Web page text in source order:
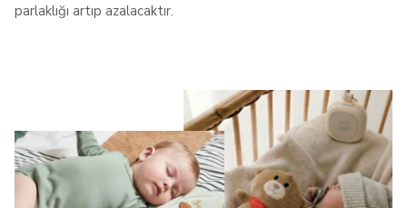
parlaklığı artıp azalacaktır.